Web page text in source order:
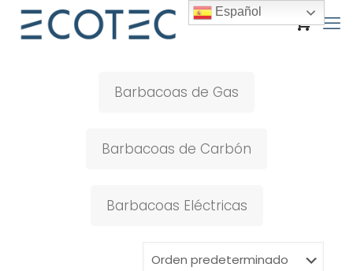
Barbacoas de Gas
Barbacoas de Carbón
Barbacoas Eléctricas
Español